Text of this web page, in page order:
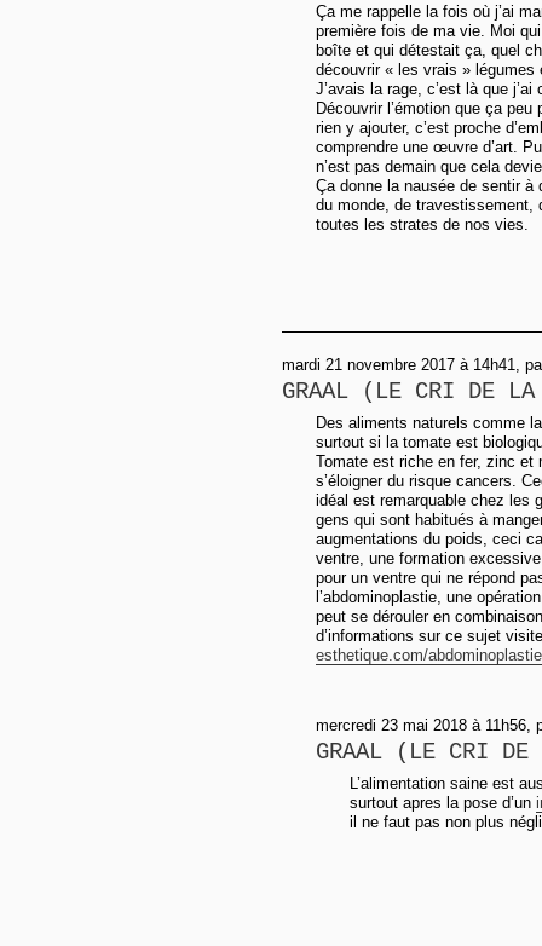
Ça me rappelle la fois où j’ai
première fois de ma vie. Moi
boîte et qui détestait ça, quel
découvrir « les vrais »
J’avais la rage, c’est là que
Découvrir l’émotion que ça
rien y ajouter, c’est proche
comprendre une œuvre d’art.
n’est pas demain que cela
Ça donne la nausée de sentir
du monde, de travestissement,
toutes les strates de nos vies.
mardi 21 novembre 2017 à 14h41,
GRAAL (LE CRI DE
Des aliments naturels comme
surtout si la tomate est
Tomate est riche en fer, zinc et
s’éloigner du risque cancers.
idéal est remarquable chez les
gens qui sont habitués à
augmentations du poids, ceci
ventre, une formation
pour un ventre qui ne répond
l’abdominoplastie, une
peut se dérouler en
d’informations sur ce sujet
esthetique.com/
mercredi 23 mai 2018 à 11h56,
GRAAL (LE CRI DE
L’alimentation saine est
surtout apres la pose d’un
il ne faut pas non plus